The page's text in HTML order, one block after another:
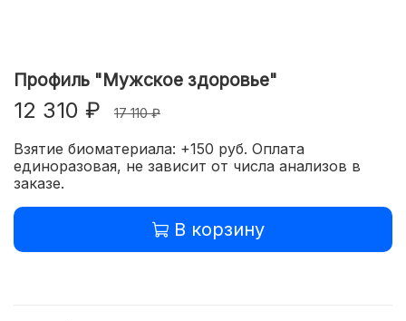
Профиль "Мужское здоровье"
12 310 ₽ 17 110 ₽
Взятие биоматериала: +150 руб. Оплата
единоразовая, не зависит от числа анализов в
заказе.
В корзину